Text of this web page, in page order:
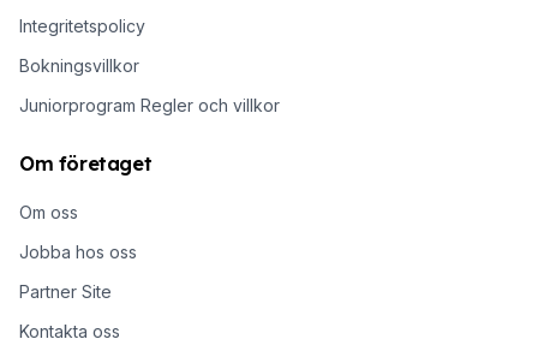
Integritetspolicy
Bokningsvillkor
Juniorprogram Regler och villkor
Om företaget
Om oss
Jobba hos oss
Partner Site
Kontakta oss